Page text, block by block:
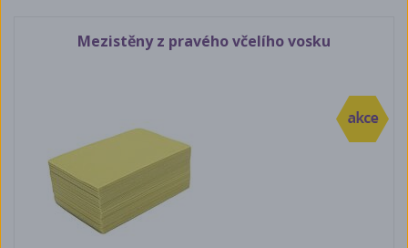
Mezistěny z pravého včelího vosku